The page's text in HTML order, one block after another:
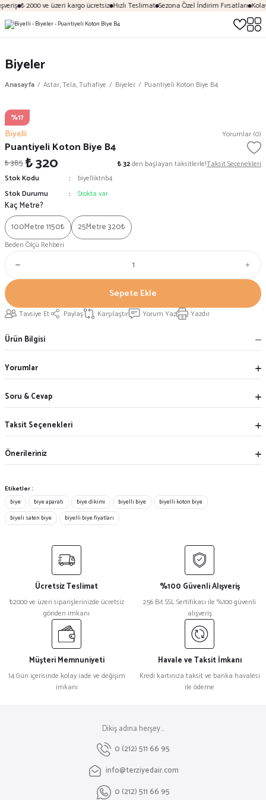
₺ 2000 ve üzeri kargo ücretsiz Hızlı Teslimat Sezona Özel İndirim Fırsatları
Biyeler
Anasayfa Astar, Tela, Tuhafiye Biyeler Puantiyeli Koton Biye B4
%17
Biyelli Yorumlar (0)
Puantiyeli Koton Biye B4
₺ 385₺ 320 ₺ 32den başlayan taksitlerle!Taksit Seçenekleri
Stok Kodu
biyelliktnb4
Stok Durumu
Stokta var
Kaç Metre?
100Metre 1150₺
25Metre 320₺
Beden Ölçü Rehberi
Sepete Ekle
Tavsiye Et Paylaş Karşılaştır Yorum Yaz Yazdır
Ürün Bilgisi
Yorumlar
Soru & Cevap
Taksit Seçenekleri
Önerileriniz
Etiketler :
biye
biye aparatı biye dikimi biyelli biye
biyelli koton biye
biyeli saten biye
biyelli biye fiyatları
Ücretsiz Teslimat
₺2000 ve üzeri siparişlerinizde ücretsiz
gönderi imkanı
%100 Güvenli Alışveriş
256 Bit SSL Sertifikası ile %100 güvenli
alışveriş
Müşteri Memnuniyeti
14 Gün içerisinde kolay iade ve değişim
imkanı
Havale ve Taksit İmkanı
Kredi kartınıza taksit ve banka havalesi
ile ödeme
Dikiş adına herşey...
0 (212) 511 66 95
info@terziyedair.com
0 (212) 511 66 95